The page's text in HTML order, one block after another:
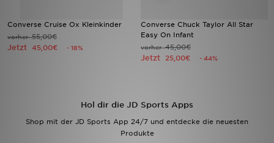
Converse Cruise Ox Kleinkinder
vorher55,00€
Jetzt 45,00€ - 18%
Converse Chuck Taylor All Star
Easy On Infant
vorher45,00€
Jetzt 25,00€ - 44%
Hol dir die JD Sports Apps
Shop mit der JD Sports App 24/7 und entdecke die neuesten
Produkte
Sport